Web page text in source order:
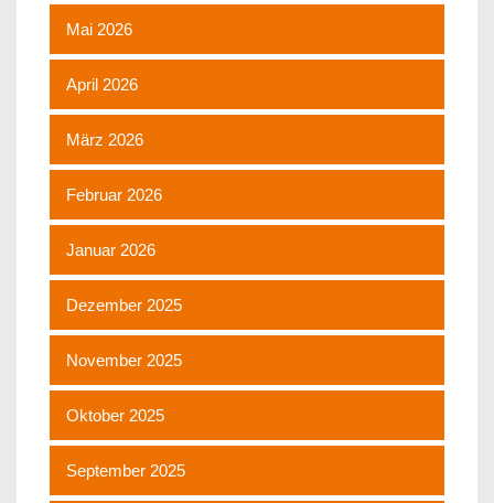
Mai 2026
April 2026
März 2026
Februar 2026
Januar 2026
Dezember 2025
November 2025
Oktober 2025
September 2025